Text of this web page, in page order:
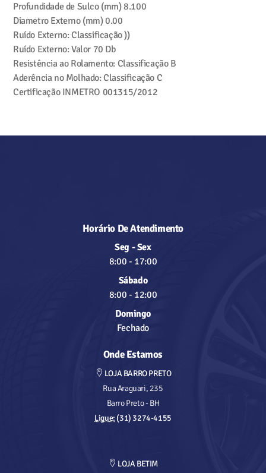
Profundidade de Sulco (mm)8.100
Diametro Externo (mm)0.00
Ruído Externo: Classificação))
Ruído Externo: Valor 70 Db
Resistência ao Rolamento: Classificação B
Aderência no Molhado: Classificação C
Certificação INMETRO 001315/2012
Horário De Atendimento
Seg - Sex
8:00 - 17:00
Sábado
8:00 - 12:00
Domingo
Fechado
Onde Estamos
LOJA BARRO PRETO
Rua Araguari, 235
Barro Preto - BH
Ligue:(31) 3274-4155
LOJA BETIM